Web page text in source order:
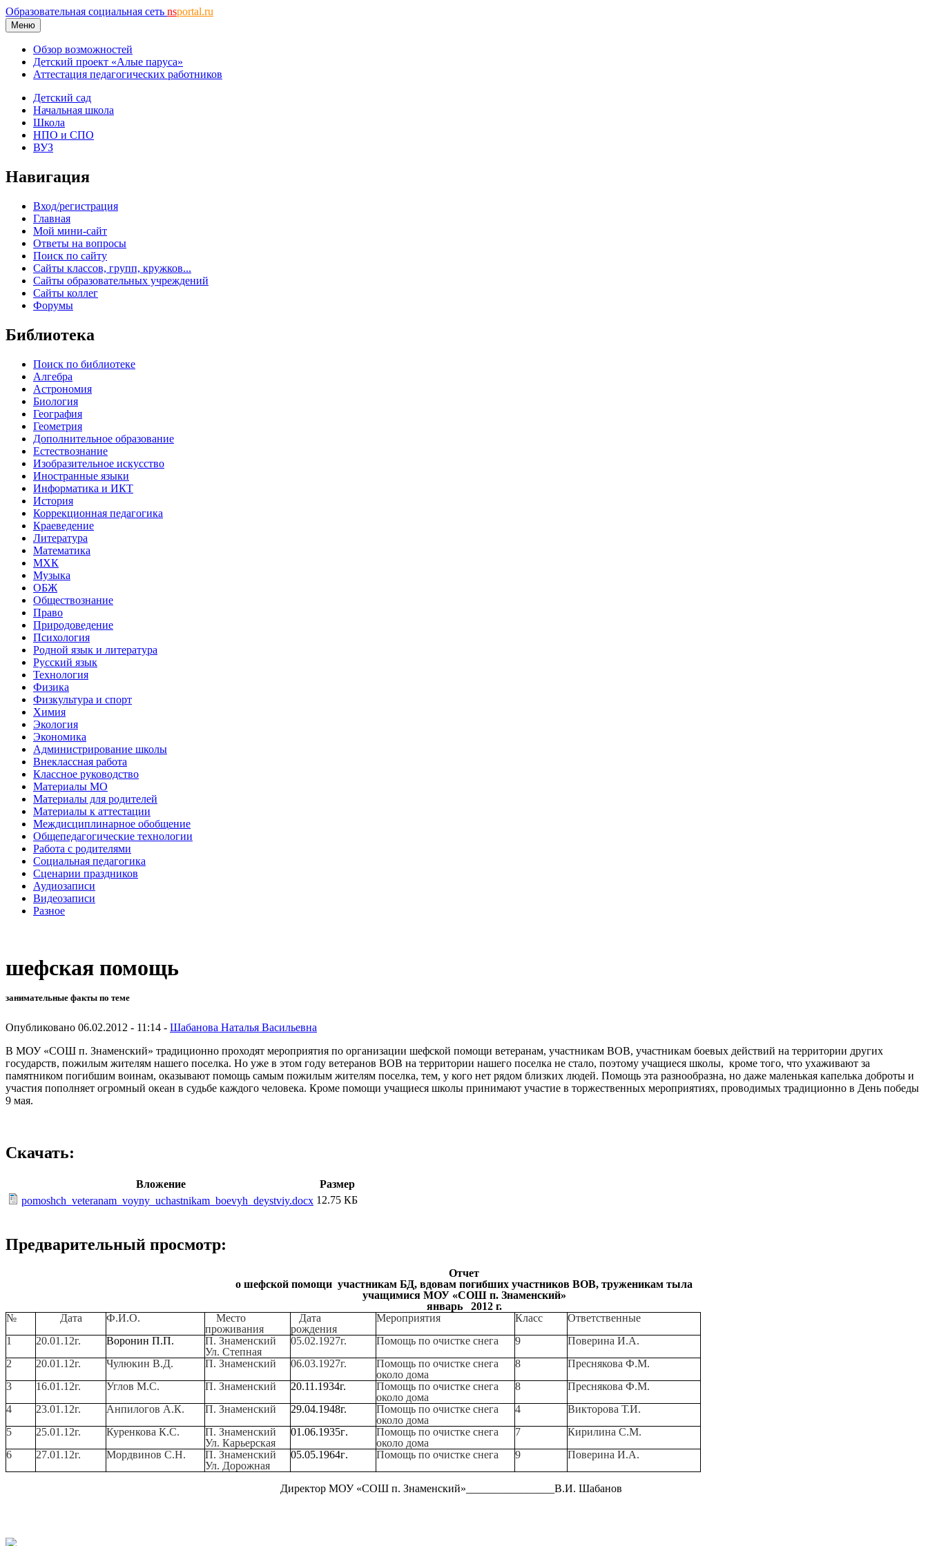
Образовательная социальная сеть nsportal.ru
Меню
Обзор возможностей
Детский проект «Алые паруса»
Аттестация педагогических работников
Детский сад
Начальная школа
Школа
НПО и СПО
ВУЗ
Навигация
Вход/регистрация
Главная
Мой мини-сайт
Ответы на вопросы
Поиск по сайту
Сайты классов, групп, кружков...
Сайты образовательных учреждений
Сайты коллег
Форумы
Библиотека
Поиск по библиотеке
Алгебра
Астрономия
Биология
География
Геометрия
Дополнительное образование
Естествознание
Изобразительное искусство
Иностранные языки
Информатика и ИКТ
История
Коррекционная педагогика
Краеведение
Литература
Математика
МХК
Музыка
ОБЖ
Обществознание
Право
Природоведение
Психология
Родной язык и литература
Русский язык
Технология
Физика
Физкультура и спорт
Химия
Экология
Экономика
Администрирование школы
Внеклассная работа
Классное руководство
Материалы МО
Материалы для родителей
Материалы к аттестации
Междисциплинарное обобщение
Общепедагогические технологии
Работа с родителями
Социальная педагогика
Сценарии праздников
Аудиозаписи
Видеозаписи
Разное
шефская помощь
занимательные факты по теме
Опубликовано 06.02.2012 - 11:14 - Шабанова Наталья Васильевна
В МОУ «СОШ п. Знаменский» традиционно проходят мероприятия по организации шефской помощи ветеранам, участникам ВОВ, участникам боевых действий на территории других
государств, пожилым жителям нашего поселка. Но уже в этом году ветеранов ВОВ на территории нашего поселка не стало, поэтому учащиеся школы, кроме того, что ухаживают за
памятником погибшим воинам, оказывают помощь самым пожилым жителям поселка, тем, у кого нет рядом близких людей. Помощь эта разнообразна, но даже маленькая капелька доброты и
участия пополняет огромный океан в судьбе каждого человека. Кроме помощи учащиеся школы принимают участие в торжественных мероприятиях, проводимых традиционно в День победы
9 мая.
Скачать:
Вложение
Размер
pomoshch_veteranam_voyny_uchastnikam_boevyh_deystviy.docx 12.75 КБ
Предварительный просмотр:
Отчет
о шефской помощи участникам БД, вдовам погибших участников ВОВ, труженикам тыла
учащимися МОУ «СОШ п. Знаменский»
январь 2012 г.
№
Дата Ф.И.О.
Место
проживания
Дата
рождения
Мероприятия Класс
Ответственные
1
20.01.12г. Воронин П.П.
П. Знаменский
Ул. Степная
05.02.1927г. Помощь по очистке снега 9
Поверина И.А.
2
20.01.12г. Чулюкин В.Д. П. Знаменский 06.03.1927г.
Помощь по очистке снега
около дома
8
Преснякова Ф.М.
3
16.01.12г. Углов М.С. П. Знаменский 20.11.1934г.
Помощь по очистке снега
около дома
8
Преснякова Ф.М.
4
23.01.12г. Анпилогов А.К. П. Знаменский 29.04.1948г.
Помощь по очистке снега
около дома
4
Викторова Т.И.
5
25.01.12г. Куренкова К.С.
П. Знаменский
Ул. Карьерская
01.06.1935г.
Помощь по очистке снега
около дома
7
Кирилина С.М.
6
27.01.12г. Мордвинов С.Н.
П. Знаменский
Ул. Дорожная
05.05.1964г. Помощь по очистке снега 9 Поверина И.А.
Директор МОУ «СОШ п. Знаменский»________________В.И. Шабанов